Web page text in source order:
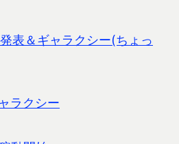
表＆ギャラクシー(ちょっ
ラクシー